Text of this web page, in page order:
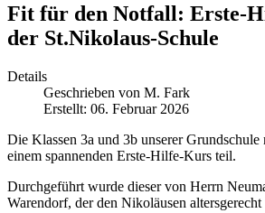
Fit für den Notfall: Erste-
der St.Nikolaus-Schule
Details
Geschrieben von M. Fark
Erstellt: 06. Februar 2026
Die Klassen 3a und 3b unserer Grundschule
einem spannenden Erste-Hilfe-Kurs teil.
Durchgeführt wurde dieser von Herrn
Warendorf, der den Nikoläusen